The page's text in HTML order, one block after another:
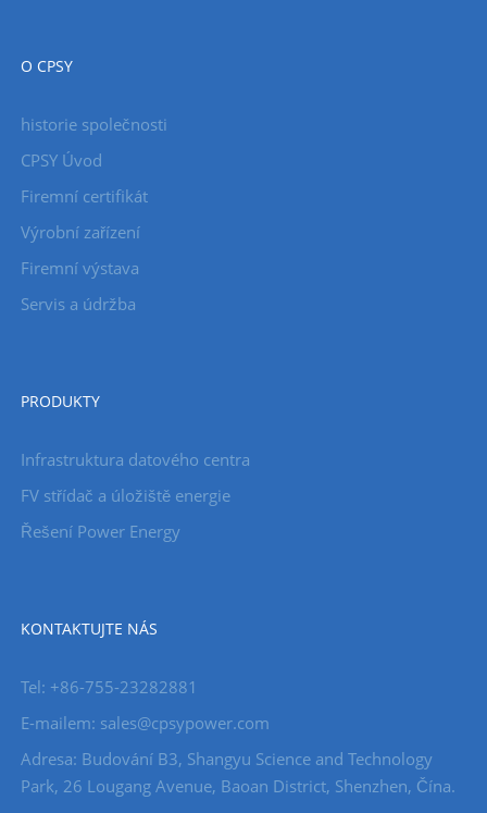
O CPSY
historie společnosti
CPSY Úvod
Firemní certifikát
Výrobní zařízení
Firemní výstava
Servis a údržba
PRODUKTY
Infrastruktura datového centra
FV střídač a úložiště energie
Řešení Power Energy
KONTAKTUJTE NÁS
Tel: +86-755-23282881
E-mailem: sales@cpsypower.com
Adresa: Budování B3, Shangyu Science and Technology
Park, 26 Lougang Avenue, Baoan District, Shenzhen, Čína.